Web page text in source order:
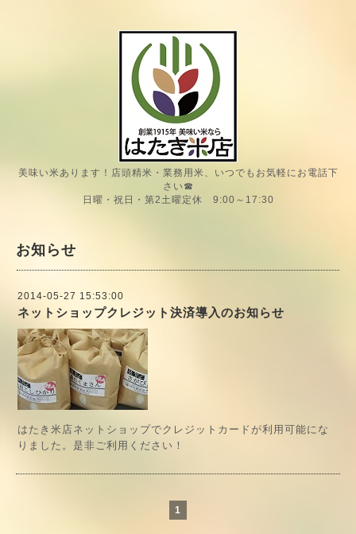
美味い米あります！店頭精米・業務用米、いつでもお気軽にお電話下
さい☎
日曜・祝日・第2土曜定休 9:00～17:30
お知らせ
2014-05-27 15:53:00
ネットショップクレジット決済導入のお知らせ
はたき米店ネットショップでクレジットカードが利用可能にな
りました。是非ご利用ください！
1